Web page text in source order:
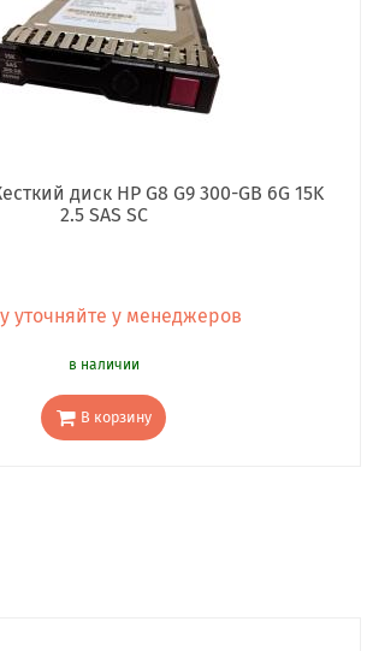
диск HP G8 G9 300-GB 6G 15K
2.5 SAS SC
уточняйте у менеджеров
в наличии
В корзину